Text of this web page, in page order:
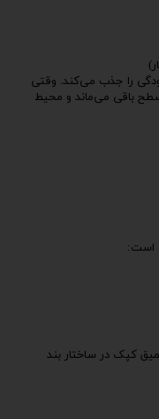
را جذب می‌کند. وقتی
باقی می‌ماند و محیط
است:
کپک در ساختار بند